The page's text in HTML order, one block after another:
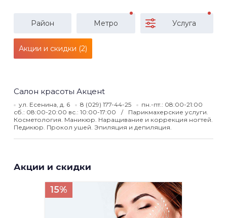
Район Метро Услуга
Акции и скидки (2)
Салон красоты Акценt
ул. Есенина, д. 6 8 (029) 177-44-25
пн.-пт.: 08:00-21:00
сб.: 08:00-20:00 вс.: 10:00-17:00
Парикмахерские услуги.
Косметология. Маникюр. Наращивание и коррекция ногтей.
Педикюр. Прокол ушей. Эпиляция и депиляция.
Акции и скидки
15%